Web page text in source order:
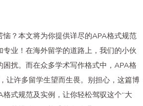
？本文将为你提供详尽的APA格式规范
业！在海外留学的道路上，我们的小伙
扰。而在众多学术写作格式中，APA格
让许多留学生望而生畏。别担心，这篇博
式规范及实例，让你轻松驾驭这个“大